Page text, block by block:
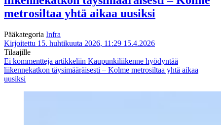
metrosiltaa yhtä aikaa uusiksi
Pääkategoria Infra
Kirjoitettu 15. huhtikuuta 2026, 11:29 15.4.2026
Tilaajille
Ei kommentteja artikkeliin Kaupunkiliikenne hyödyntää
liikennekatkon täysimääräisesti – Kolme metrosiltaa yhtä aikaa
uusiksi